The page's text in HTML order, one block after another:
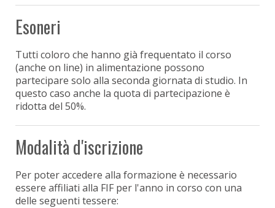
Esoneri
Tutti coloro che hanno già frequentato il corso
(anche on line) in alimentazione possono
partecipare solo alla seconda giornata di studio. In
questo caso anche la quota di partecipazione è
ridotta del 50%.
Modalità d'iscrizione
Per poter accedere alla formazione è necessario
essere affiliati alla FIF per l'anno in corso con una
delle seguenti tessere: